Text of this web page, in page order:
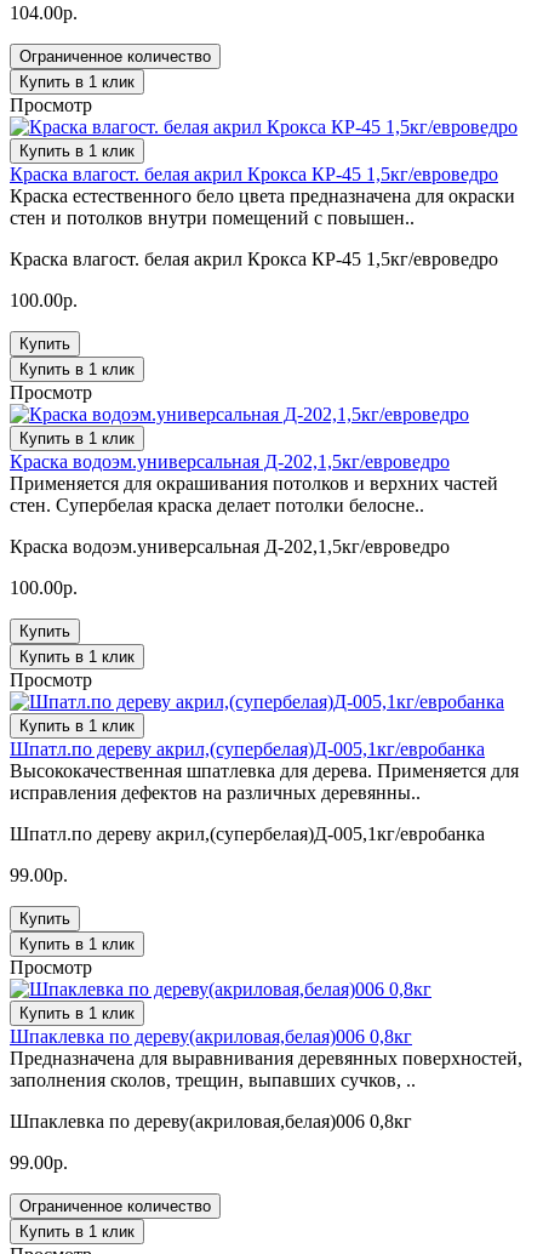
104.00р.
Ограниченное количество
Купить в 1 клик
Просмотр
Купить в 1 клик
Краска влагост. белая акрил Крокса КР-45 1,5кг/евроведро
Краска естественного бело цвета предназначена для окраски
стен и потолков внутри помещений с повышен..
Краска влагост. белая акрил Крокса КР-45 1,5кг/евроведро
100.00р.
Купить
Купить в 1 клик
Просмотр
Купить в 1 клик
Краска водоэм.универсальная Д-202,1,5кг/евроведро
Применяется для окрашивания потолков и верхних частей
стен. Супербелая краска делает потолки белосне..
Краска водоэм.универсальная Д-202,1,5кг/евроведро
100.00р.
Купить
Купить в 1 клик
Просмотр
Купить в 1 клик
Шпатл.по дереву акрил,(супербелая)Д-005,1кг/евробанка
Высококачественная шпатлевка для дерева. Применяется для
исправления дефектов на различных деревянны..
Шпатл.по дереву акрил,(супербелая)Д-005,1кг/евробанка
99.00р.
Купить
Купить в 1 клик
Просмотр
Купить в 1 клик
Шпаклевка по дереву(акриловая,белая)006 0,8кг
Предназначена для выравнивания деревянных поверхностей,
заполнения сколов, трещин, выпавших сучков, ..
Шпаклевка по дереву(акриловая,белая)006 0,8кг
99.00р.
Ограниченное количество
Купить в 1 клик